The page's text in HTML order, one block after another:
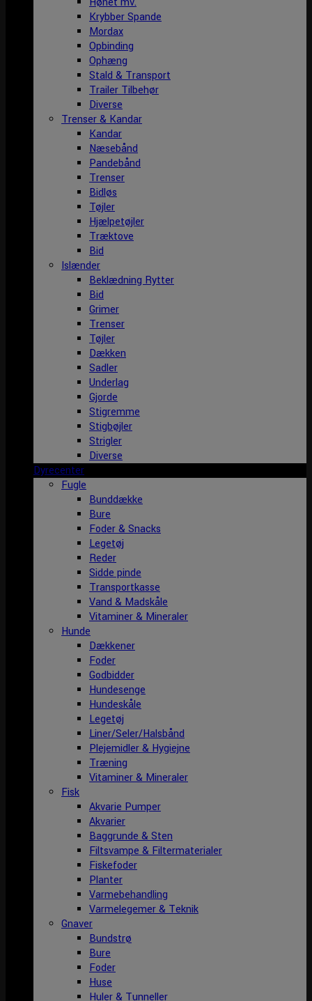
Krybber Spande
Mordax
Opbinding
Ophæng
Stald & Transport
Trailer Tilbehør
Diverse
Trenser & Kandar
Kandar
Næsebånd
Pandebånd
Trenser
Bidløs
Tøjler
Hjælpetøjler
Træktove
Bid
Islænder
Beklædning Rytter
Bid
Grimer
Trenser
Tøjler
Dækken
Sadler
Underlag
Gjorde
Stigremme
Stigbøjler
Strigler
Diverse
Dyrecenter
Fugle
Bunddække
Bure
Foder & Snacks
Legetøj
Reder
Sidde pinde
Transportkasse
Vand & Madskåle
Vitaminer & Mineraler
Hunde
Dækkener
Foder
Godbidder
Hundesenge
Hundeskåle
Legetøj
Liner/Seler/Halsbånd
Plejemidler & Hygiejne
Træning
Vitaminer & Mineraler
Fisk
Akvarie Pumper
Akvarier
Baggrunde & Sten
Filtsvampe & Filtermaterialer
Fiskefoder
Planter
Varmebehandling
Varmelegemer & Teknik
Gnaver
Bundstrø
Bure
Foder
Huse
Huler & Tunneller